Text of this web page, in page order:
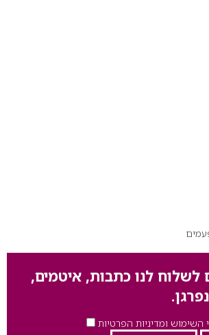
לשלוח לנו כתבות, איטמים,
ומדיניות הפרטיות